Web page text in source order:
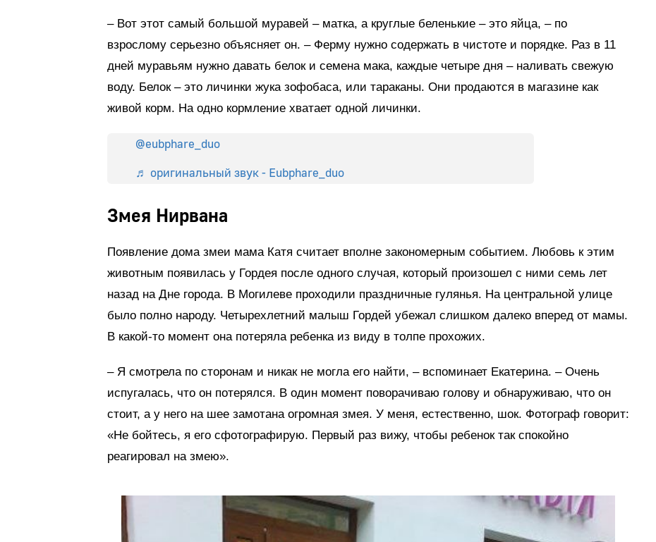
– Вот этот самый большой муравей – матка, а круглые беленькие – это яйца, – по
взрослому серьезно объясняет он. – Ферму нужно содержать в чистоте и порядке. Раз в 11
дней муравьям нужно давать белок и семена мака, каждые четыре дня – наливать свежую
воду. Белок – это личинки жука зофобаса, или тараканы. Они продаются в магазине как
живой корм. На одно кормление хватает одной личинки.
@eubphare_duo
♬ оригинальный звук - Eubphare_duo
Змея Нирвана
Появление дома змеи мама Катя считает вполне закономерным событием. Любовь к этим
животным появилась у Гордея после одного случая, который произошел с ними семь лет
назад на Дне города. В Могилеве проходили праздничные гулянья. На центральной улице
было полно народу. Четырехлетний малыш Гордей убежал слишком далеко вперед от мамы.
В какой-то момент она потеряла ребенка из виду в толпе прохожих.
– Я смотрела по сторонам и никак не могла его найти, – вспоминает Екатерина. – Очень
испугалась, что он потерялся. В один момент поворачиваю голову и обнаруживаю, что он
стоит, а у него на шее замотана огромная змея. У меня, естественно, шок. Фотограф говорит:
«Не бойтесь, я его сфотографирую. Первый раз вижу, чтобы ребенок так спокойно
реагировал на змею».